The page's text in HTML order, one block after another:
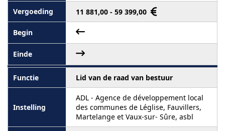
11 881,00 - 59 399,00
Lid van de raad van bestuur
ADL - Agence de développement local
des communes de Léglise, Fauvillers,
Martelange et Vaux-sur- Sûre, asbl